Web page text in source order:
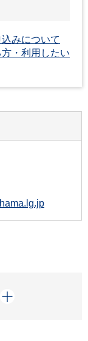
みについて
・利用したい